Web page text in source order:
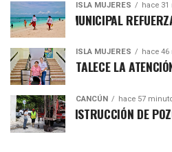
ISLA MUJERES hace
GOBIERNO MUNICIPAL REFUERZA
ISLA MUJERES hace
ATENEA FORTALECE LA ATENCIÓN
CANCÚN hace 57
AVANZA CONSTRUCCIÓN DE